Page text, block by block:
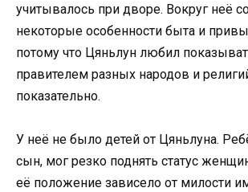
учитывалось при дворе. Вокруг неё
некоторые особенности быта и
потому что Цяньлун любил
правителем разных народов и
показательно.
У неё не было детей от Цяньлуна.
сын, мог резко поднять статус
её положение зависело от милости